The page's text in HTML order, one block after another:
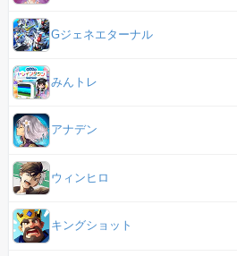
Gジェネエターナル
みんトレ
アナデン
ウィンヒロ
キングショット